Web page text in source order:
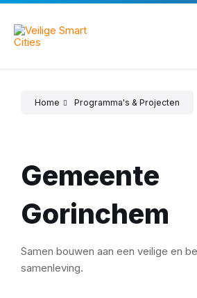
Skip
content
Skip
main
navigation
Skip
footer
Home Programma's & Projecten
Gemeente
Gorinchem
Samen bouwen aan een veilige en
samenleving.